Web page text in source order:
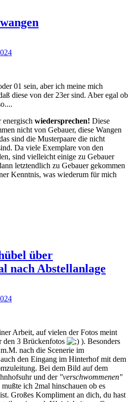
01 sein, aber ich meine mich
diese von der 23er sind. Aber egal ob
energisch wiedersprechen! Diese
nicht von Gebauer, diese Wangen
sind die Musterpaare die nicht
Da viele Exemplare von den
sind vielleicht einige zu Gebauer
letztendlich zu Gebauer gekommen
Kenntnis, was wiederum für mich
über
nach Abstellanlage
Arbeit, auf vielen der Fotos meint
den 3 Brückenfotos
). Besonders
nach die Scenerie im
auch den Eingang im Hinterhof mit dem
Bei dem Bild auf dem
und der "verschwommenen"
ich 2mal hinschauen ob es
Großes Kompliment an dich, du hast